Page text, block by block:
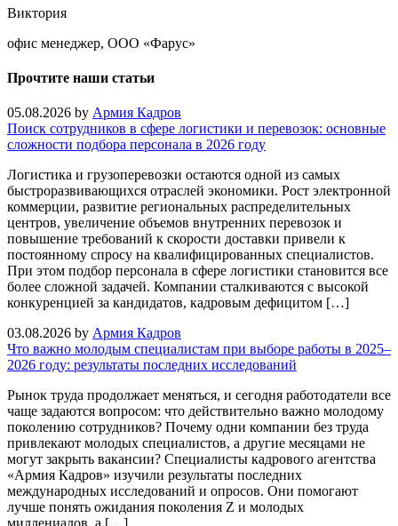
Виктория
офис менеджер, ООО «Фарус»
Прочтите наши статьи
05.08.2026 by Армия Кадров
Поиск сотрудников в сфере логистики и перевозок: основные
сложности подбора персонала в 2026 году
Логистика и грузоперевозки остаются одной из самых
быстроразвивающихся отраслей экономики. Рост электронной
коммерции, развитие региональных распределительных
центров, увеличение объемов внутренних перевозок и
повышение требований к скорости доставки привели к
постоянному спросу на квалифицированных специалистов.
При этом подбор персонала в сфере логистики становится все
более сложной задачей. Компании сталкиваются с высокой
конкуренцией за кандидатов, кадровым дефицитом […]
03.08.2026 by Армия Кадров
Что важно молодым специалистам при выборе работы в 2025–
2026 году: результаты последних исследований
Рынок труда продолжает меняться, и сегодня работодатели все
чаще задаются вопросом: что действительно важно молодому
поколению сотрудников? Почему одни компании без труда
привлекают молодых специалистов, а другие месяцами не
могут закрыть вакансии? Специалисты кадрового агентства
«Армия Кадров» изучили результаты последних
международных исследований и опросов. Они помогают
лучше понять ожидания поколения Z и молодых